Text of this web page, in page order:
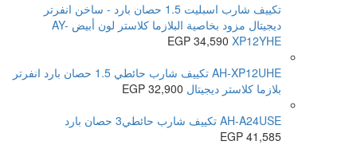
تكييف شارب اسبليت 1.5 حصان بارد - ساخن انفرتر
ديجيتال مزود بخاصية البلازما كلاستر لون أبيض AY-
XP12YHE
EGP 34,590
AH-XP12UHE تكييف شارب حائطي 1.5 حصان بارد انفرتر
بلازما كلاستر ديجيتال
EGP 32,900
AH-A24USE تكييف شارب حائطي3 حصان بارد
EGP 41,585